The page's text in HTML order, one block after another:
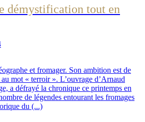
démystification tout en
et fromager. Son ambition est de
mot « terroir ». L’ouvrage d’Arnaud
a défrayé la chronique ce printemps en
de légendes entourant les fromages
du (...)